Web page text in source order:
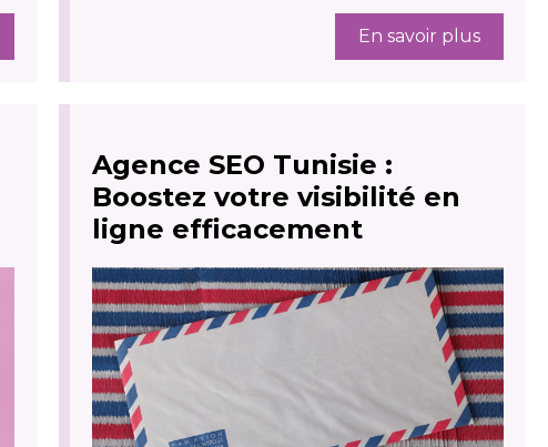
En savoir plus
Agence SEO Tunisie :
Boostez votre visibilité en
ligne efficacement